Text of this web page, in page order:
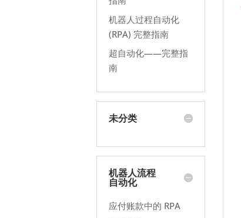
机器人过程自动化
(RPA) 完整指南
超自动化——完整指
南
未分类
机器人流程
自动化
应付账款中的 RPA